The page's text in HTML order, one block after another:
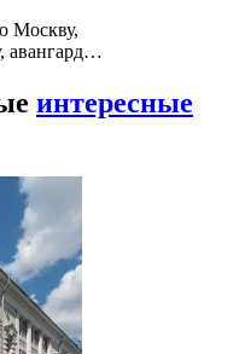
Москву,
авангард…
интересные